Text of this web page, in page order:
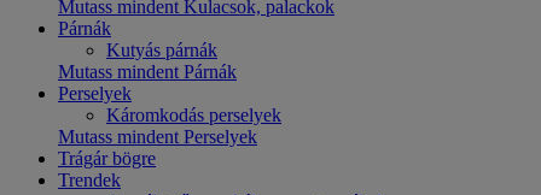
Mutass mindent Kulacsok, palackok
Párnák
Kutyás párnák
Mutass mindent Párnák
Perselyek
Káromkodás perselyek
Mutass mindent Perselyek
Trágár bögre
Trendek